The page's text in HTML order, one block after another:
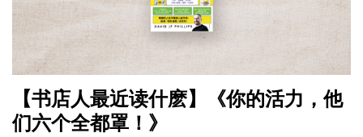
【书店人最近读什麽】《你的活力，他
们六个全都罩！》